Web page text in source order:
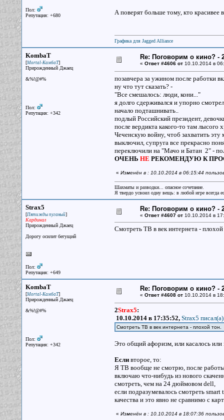
Пол:
Репутация: +680
А поверят больше тому, кто красивее
Графика для Jagged Alliance
KombaT
[Mortal-КамбаТ]
Прирожденный Джаец
&%!@#%
Пол:
Репутация: +342
Re: Поговорим о кино? -
« Ответ #4606 от10.10.2014 в
позавчера за ужином после работки
ну что тут сказать? -
"Все смешалось: люди, кони..."
я долго сдерживался и упорно
начало подташнивать..
подлый Российский президент,
после вердикта какого-то там
Чеченскую войну, чтоб захватить
выключил, супруга все прекрасно
переключили на "Мачо и Батан 2" -
ОЧЕНЬ НЕ РЕКОМЕНДУЮ К
« Изменён в : 10.10.2014 в 06:15:44
Шахматы и разводки... опасное сочетание.
Я твердо усвоил одну вещь: в любой игре всегда
Strax5
[Пятижды пуганый]
Кардинал
Прирожденный Джаец
Дорогу осилит бегущий
Пол:
Репутация: +649
Re: Поговорим о кино? -
« Ответ #4607 от10.10.2014 в
Смотреть ТВ в век интернета - плохой
KombaT
[Mortal-КамбаТ]
Прирожденный Джаец
&%!@#%
Пол:
Репутация: +342
Re: Поговорим о кино? -
« Ответ #4608 от10.10.2014 в
2Strax5:
10.10.2014 в 17:35:52, Strax5 писал(a)
Смотреть ТВ в век интернета - плохой тон.
Это общий афоризм, или касалось или
Есливторое, то:
Я ТВ вообще не смотрю, после
включаю что-нибудь из нового
смотреть, чем на 24 дюймовом dell,
если подразумевалось смотреть
качества и это явно не сравнимо с
« Изменён в : 10.10.2014 в 18:07:36